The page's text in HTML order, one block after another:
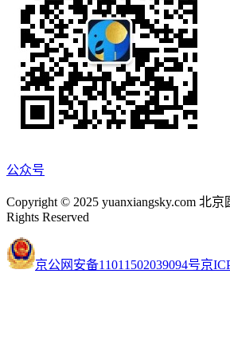
公众号
Copyright © 2025 yuanxiangsky.com 北
Rights Reserved
京公网安备11011502039094号京